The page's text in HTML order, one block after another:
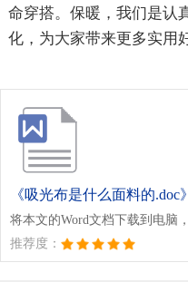
命穿搭。保暖，我们是认
化，为大家带来更多实用
《吸光布是什么面料的.doc》
将本文的Word文档下载到电脑
推荐度：